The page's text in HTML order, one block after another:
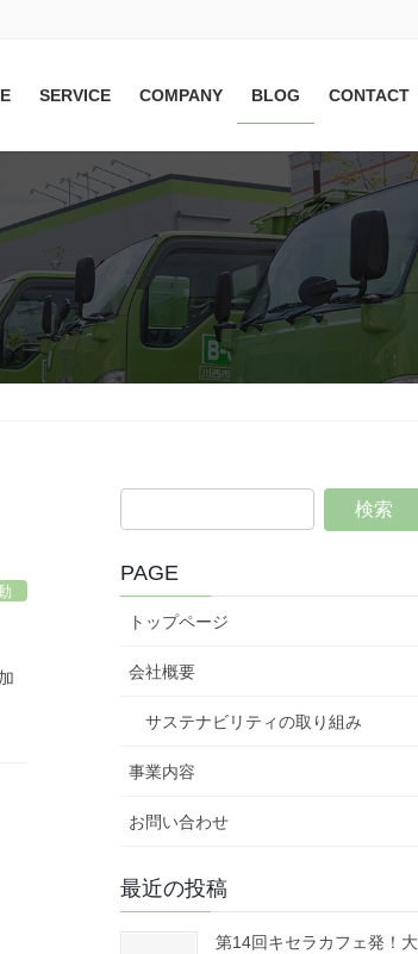
SERVICE COMPANY BLOG CONTACT
PAGE
トップページ
会社概要
サステナビリティの取り組み
事業内容
お問い合わせ
最近の投稿
第14回キセラカフェ発！大